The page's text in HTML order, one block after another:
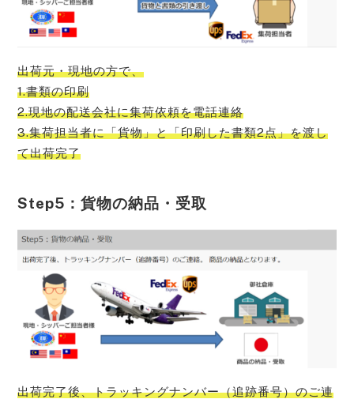
出荷元・現地の方で、
1.書類の印刷
2.現地の配送会社に集荷依頼を電話連絡
3.集荷担当者に「貨物」と「印刷した書類2点」を渡し
て出荷完了
Step5：貨物の納品・受取
出荷完了後、トラッキングナンバー（追跡番号）のご連